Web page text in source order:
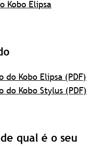
Kobo Elipsa
Kobo Elipsa (PDF)
Kobo Stylus (PDF)
qual é o seu